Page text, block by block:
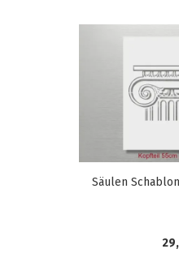
Säulen